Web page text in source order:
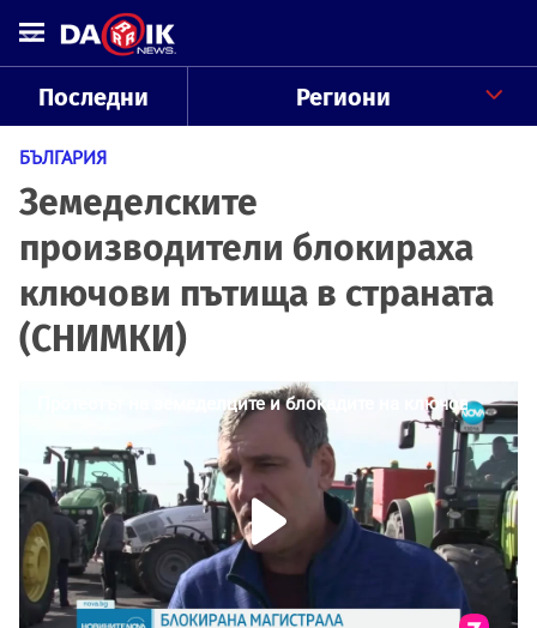
Последни Региони
БЪЛГАРИЯ
Земеделските
производители блокираха
ключови пътища в страната
(СНИМКИ)